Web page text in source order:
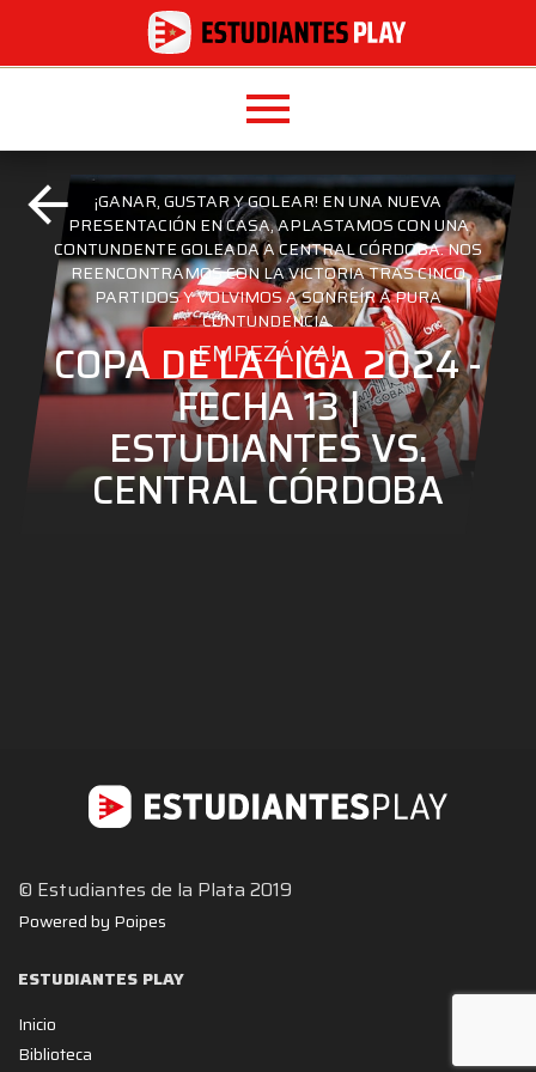
menu
arrow_back
¡GANAR, GUSTAR Y GOLEAR! EN UNA NUEVA
PRESENTACIÓN EN CASA, APLASTAMOS CON UNA
CONTUNDENTE GOLEADA A CENTRAL CÓRDOBA. NOS
REENCONTRAMOS CON LA VICTORIA TRAS CINCO
PARTIDOS Y VOLVIMOS A SONREÍR A PURA
CONTUNDENCIA.
COPA DE LA LIGA 2024 -
FECHA 13 |
ESTUDIANTES VS.
CENTRAL CÓRDOBA
¡EMPEZÁ YA!
© Estudiantes de la Plata 2019
Powered by Poipes
ESTUDIANTES PLAY
Inicio
Biblioteca